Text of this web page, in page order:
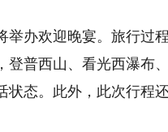
办欢迎晚宴。旅行过
登普西山、看光西瀑布
态。此外，此次行程